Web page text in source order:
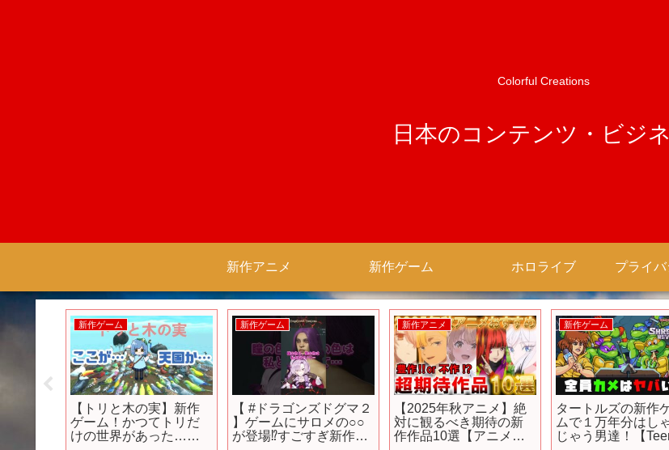
Colorful Creations
日本のコンテンツ・ビジ
新作アニメ 新作ゲーム ホロライブ
新作ゲーム
【トリと木の実】新作
ゲーム！かつてトリだ
けの世界があった…ら
新作ゲーム
【 #ドラゴンズドグマ２
】ゲームにサロメの○○
が登場⁉すごすぎ新作フ
新作アニメ
【2025年秋アニメ】絶
対に観るべき期待の新
作作品10選【アニメ】
新作ゲーム
タートルズの新作
ムで１万年分はし
じゃう男達！【